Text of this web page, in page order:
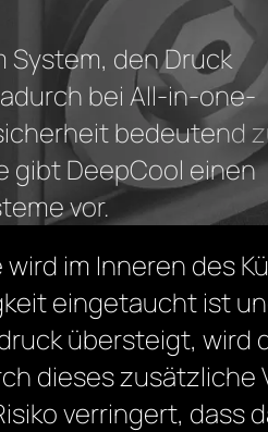
System, den Druck
bei All-in-one-
bedeutend
gibt DeepCool einen
vor.
im Inneren des
eingetaucht ist
übersteigt,
dieses
verringert, dass